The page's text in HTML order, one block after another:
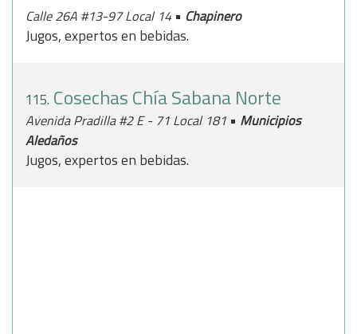
Calle 26A #13-97 Local 14 • Chapinero
Jugos, expertos en bebidas.
115. Cosechas Chía Sabana Norte
Avenida Pradilla #2 E - 71 Local 181 • Municipios
Aledaños
Jugos, expertos en bebidas.